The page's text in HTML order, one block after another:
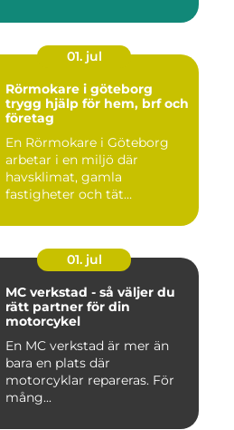
01. jul
Rörmokare i göteborg
trygg hjälp för hem, brf och
företag
En Rörmokare i Göteborg
arbetar i en miljö där
havsklimat, gamla
fastigheter och tät
01. jul
MC verkstad - så väljer du
rätt partner för din
motorcykel
En MC verkstad är mer än
bara en plats där
motorcyklar repareras. För
mång...